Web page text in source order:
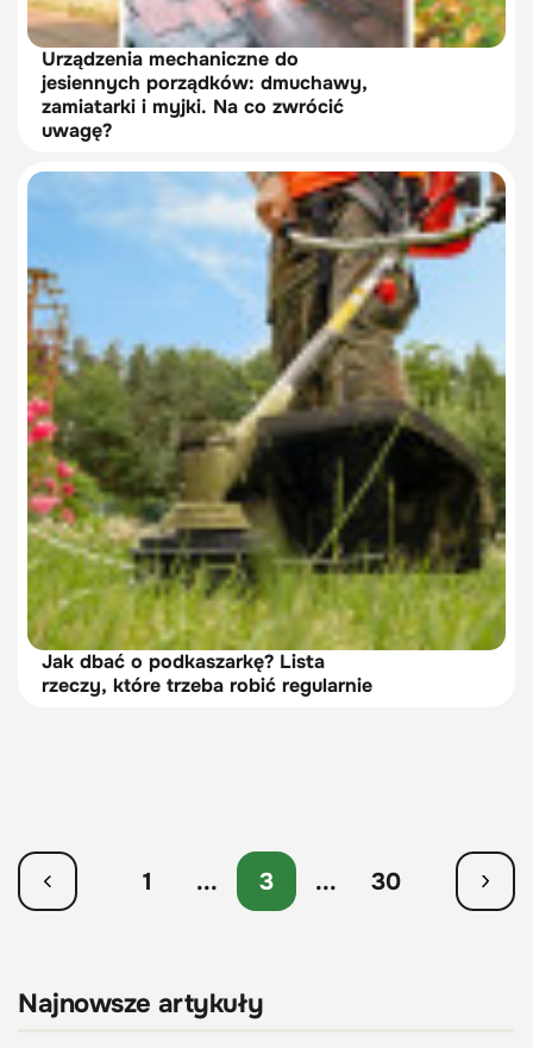
Urządzenia mechaniczne do
jesiennych porządków: dmuchawy,
zamiatarki i myjki. Na co zwrócić
uwagę?
Jak dbać o podkaszarkę? Lista
rzeczy, które trzeba robić regularnie
1 ... 3 ... 30
Najnowsze artykuły